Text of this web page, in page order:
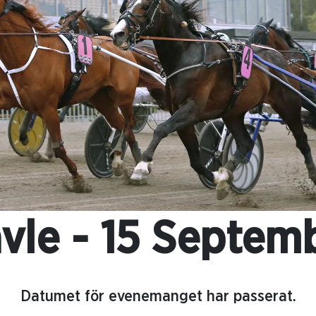
- 15
Datumet för evenemanget har passerat.